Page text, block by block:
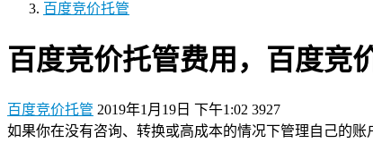
百度竞价托管
百度竞价托管费用，百度竞
百度竞价托管 2019年1月19日 下午1:02 3927
如果你在没有咨询、转换或高成本的情况下管理自己的账